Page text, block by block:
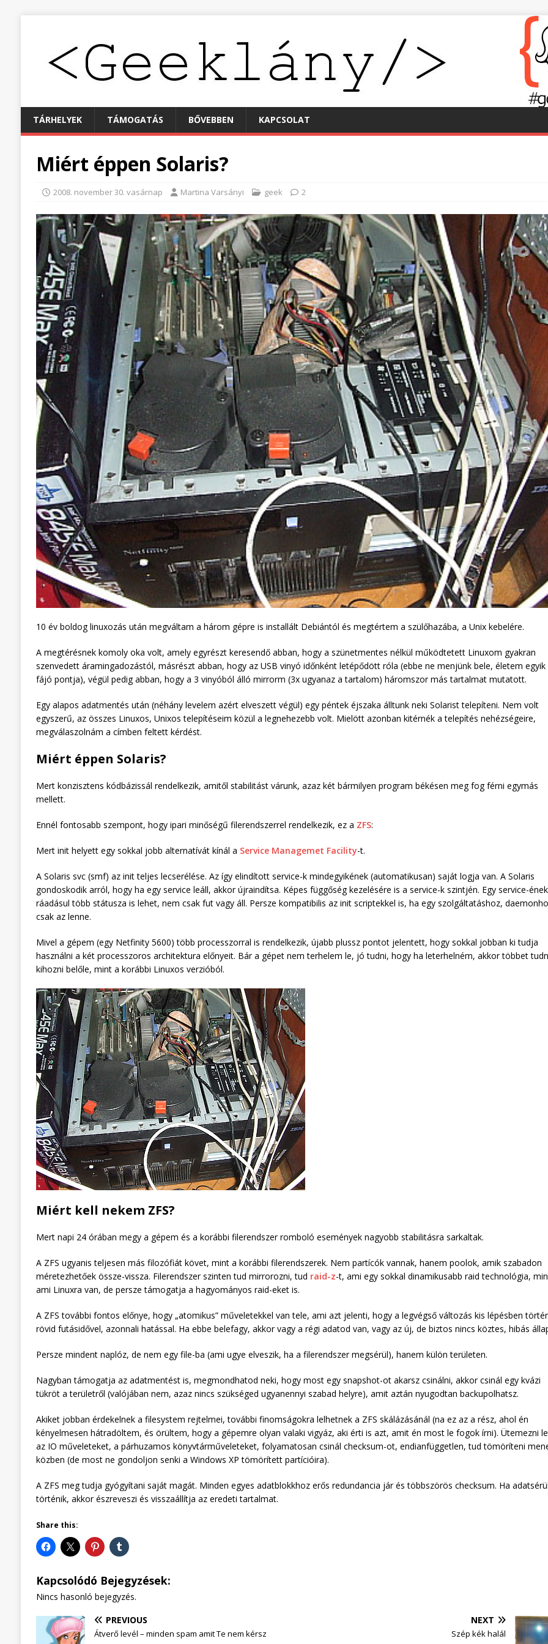
TÁRHELYEK TÁMOGATÁS BŐVEBBEN KAPCSOLAT
Miért éppen Solaris?
2008. november 30. vasárnap Martina Varsányi geek 2
10 év boldog linuxozás után megváltam a három gépre is installált Debiántól és megtértem a szülőhazába, a Unix kebelére.
A megtérésnek komoly oka volt, amely egyrészt keresendő abban, hogy a szünetmentes nélkül működtetett Linuxom gyakran
szenvedett áramingadozástól, másrészt abban, hogy az USB vinyó időnként letépődött róla (ebbe ne menjünk bele, életem egyik
fájó pontja), végül pedig abban, hogy a 3 vinyóból álló mirrorm (3x ugyanaz a tartalom) háromszor más tartalmat mutatott.
Egy alapos adatmentés után (néhány levelem azért elveszett végül) egy péntek éjszaka álltunk neki Solarist telepíteni. Nem volt
egyszerű, az összes Linuxos, Unixos telepítéseim közül a legnehezebb volt. Mielött azonban kitérnék a telepítés nehézségeire,
megválaszolnám a címben feltett kérdést.
Miért éppen Solaris?
Mert konzisztens kódbázissál rendelkezik, amitől stabilitást várunk, azaz két bármilyen program békésen meg fog férni egymás
mellett.
Ennél fontosabb szempont, hogy ipari minőségű filerendszerrel rendelkezik, ez a ZFS:
Mert init helyett egy sokkal jobb alternatívát kínál a Service Managemet Facility-t.
A Solaris svc (smf) az init teljes lecserélése. Az így elindított service-k mindegyikének (automatikusan) saját logja van. A Solaris
gondoskodik arról, hogy ha egy service leáll, akkor újraindítsa. Képes függőség kezelésére is a service-k szintjén. Egy service-ének
ráadásul több státusza is lehet, nem csak fut vagy áll. Persze kompatibilis az init scriptekkel is, ha egy szolgáltatáshoz,
csak az lenne.
Mivel a gépem (egy Netfinity 5600) több processzorral is rendelkezik, újabb plussz pontot jelentett, hogy sokkal jobban ki tudja
használni a két processzoros architektura előnyeit. Bár a gépet nem terhelem le, jó tudni, hogy ha leterhelném, akkor többet
kihozni belőle, mint a korábbi Linuxos verzióból.
Miért kell nekem ZFS?
Mert napi 24 órában megy a gépem és a korábbi filerendszer romboló események nagyobb stabilitásra sarkaltak.
A ZFS ugyanis teljesen más filozófiát követ, mint a korábbi filerendszerek. Nem partícók vannak, hanem poolok, amik szabadon
méretezhetőek össze-vissza. Filerendszer szinten tud mirrorozni, tud raid-z-t, ami egy sokkal dinamikusabb raid technológia,
ami Linuxra van, de persze támogatja a hagyományos raid-eket is.
A ZFS további fontos előnye, hogy „atomikus” műveletekkel van tele, ami azt jelenti, hogy a legvégső változás kis lépésben
rövid futásidővel, azonnali hatással. Ha ebbe belefagy, akkor vagy a régi adatod van, vagy az új, de biztos nincs köztes, hibás
Persze mindent naplóz, de nem egy file-ba (ami ugye elveszik, ha a filerendszer megsérül), hanem külön területen.
Nagyban támogatja az adatmentést is, megmondhatod neki, hogy most egy snapshot-ot akarsz csinálni, akkor csinál egy kvázi
tükröt a területről (valójában nem, azaz nincs szükséged ugyanennyi szabad helyre), amit aztán nyugodtan backupolhatsz.
Akiket jobban érdekelnek a filesystem rejtelmei, további finomságokra lelhetnek a ZFS skálázásánál (na ez az a rész, ahol én
kényelmesen hátradöltem, és örültem, hogy a gépemre olyan valaki vigyáz, aki érti is azt, amit én most le fogok írni). Ütemezni
az IO műveleteket, a párhuzamos könyvtárműveleteket, folyamatosan csinál checksum-ot, endianfüggetlen, tud tömöríteni
közben (de most ne gondoljon senki a Windows XP tömörített partícióira).
A ZFS meg tudja gyógyítani saját magát. Minden egyes adatblokkhoz erős redundancia jár és többszörös checksum. Ha
történik, akkor észreveszi és visszaállítja az eredeti tartalmat.
Share this:
Kapcsolódó Bejegyzések:
Nincs hasonló bejegyzés.
PREVIOUS
Átverő levél – minden spam amit Te nem kérsz
NEXT
Szép kék halál